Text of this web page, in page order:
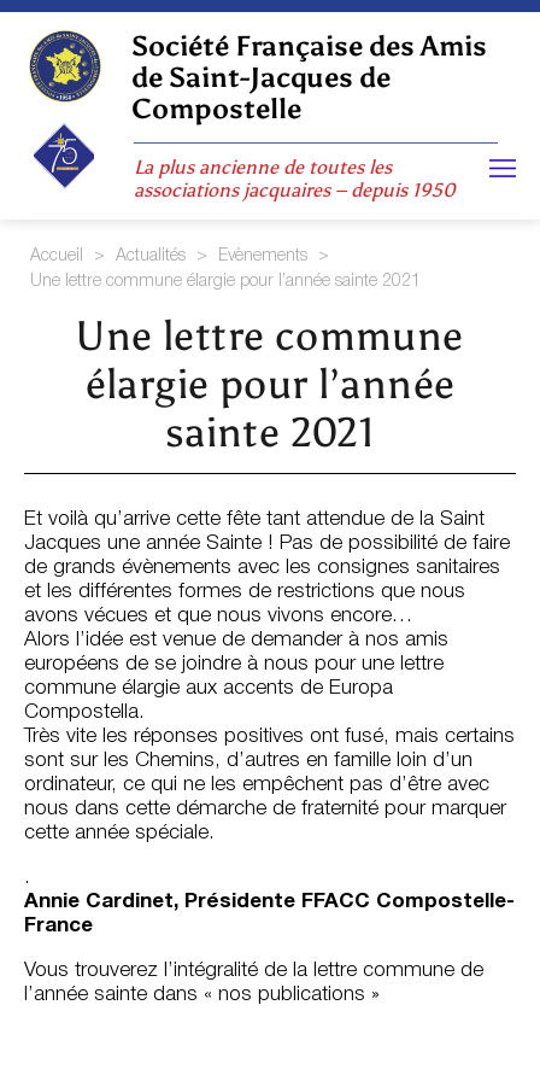
Skip
content
Société Française des Amis
de Saint-Jacques de
Compostelle
La plus ancienne de toutes les
associations jacquaires – depuis 1950
Accueil > Actualités > Evènements
>
Une lettre commune élargie pour l’année sainte 2021
Une lettre commune
élargie pour l’année
sainte 2021
Et voilà qu’arrive cette fête tant attendue de la Saint
Jacques une année Sainte ! Pas de possibilité de faire
de grands évènements avec les consignes sanitaires
et les différentes formes de restrictions que nous
avons vécues et que nous vivons encore…
Alors l’idée est venue de demander à nos amis
européens de se joindre à nous pour une lettre
commune élargie aux accents de Europa
Compostella.
Très vite les réponses positives ont fusé, mais certains
sont sur les Chemins, d’autres en famille loin d’un
ordinateur, ce qui ne les empêchent pas d’être avec
nous dans cette démarche de fraternité pour marquer
cette année spéciale.
.
Annie Cardinet, Présidente FFACC Compostelle-
France
Vous trouverez l’intégralité de la lettre commune de
l’année sainte dans « nos publications »